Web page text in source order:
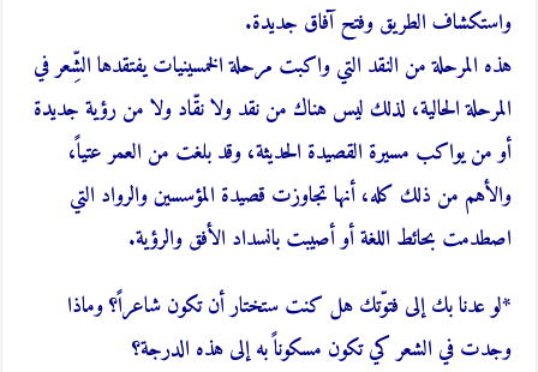
واستكشاف الطريق وفتح آفاق جديدة.
هذه المرحلة من النقد التي واكبت مرحلة الخمسينيات يفتقدها الشِّعر في
المرحلة الحالية، لذلك ليس هناك من نقد ولا نقّاد ولا من رؤية جديدة
أو من يواكب مسيرة القصيدة الحديثة، وقد بلغت من العمر عتياً،
والأهم من ذلك كله، أنها تجاوزت قصيدة المؤسسين والرواد التي
اصطدمت بحائط اللغة أو أصيبت بانسداد الأفق والرؤية.
*لو عدنا بك إلى فتوّتك هل كنت ستختار أن تكون شاعراً؟ وماذا
وجدت في الشعر كي تكون مسكوناً به إلى هذه الدرجة؟